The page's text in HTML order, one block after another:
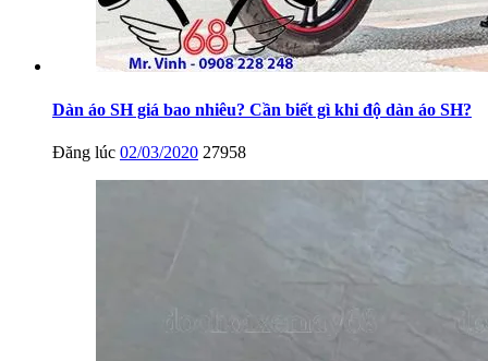
Dàn áo SH giá bao nhiêu? Cần biết gì khi độ dàn áo SH?
Đăng lúc 02/03/2020 27958